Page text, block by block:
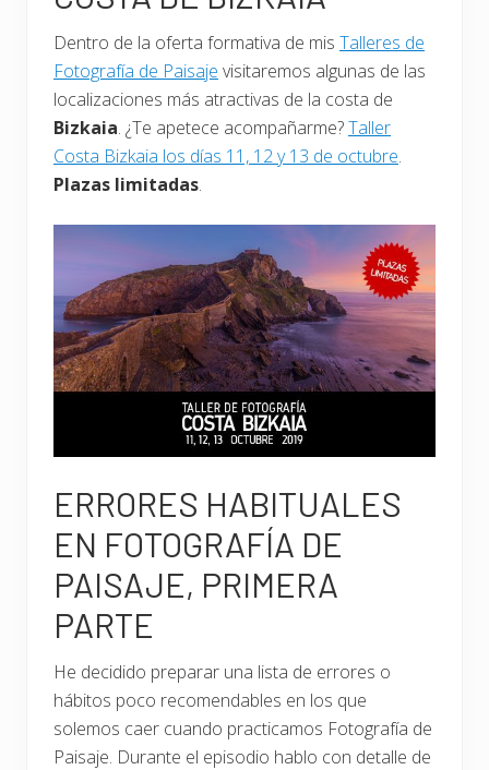
Dentro de la oferta formativa de mis Talleres de
Fotografía de Paisaje visitaremos algunas de las
localizaciones más atractivas de la costa de
Bizkaia. ¿Te apetece acompañarme?Taller
Costa Bizkaia los días 11, 12 y 13 de octubre.
Plazas limitadas.
ERRORES HABITUALES
EN FOTOGRAFÍA DE
PAISAJE, PRIMERA
PARTE
He decidido preparar una lista de errores o
hábitos poco recomendables en los que
solemos caer cuando practicamos Fotografía de
Paisaje. Durante el episodio hablo con detalle de